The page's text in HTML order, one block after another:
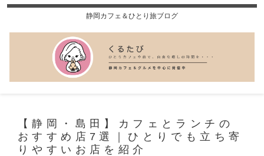
静岡カフェ＆ひとり旅ブログ
【静岡・島田】カフェとランチの
おすすめ店7選｜ひとりでも立ち寄
りやすいお店を紹介